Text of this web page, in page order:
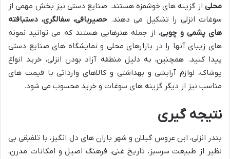
محلی از گزینه های خوشمزه هستند. صنایع دستی نیز بخش مهمی از
سوغات انزلی را تشکیل می دهند. حصیربافی، سفالگری، دستبافته
های پشمی و چوبی، از جمله هنرهایی هستند که می توانید نمونه
های زیبای آنها را در بازارهای محلی و نمایشگاه های صنایع دستی
پیدا کنید. همچنین، به دلیل منطقه آزاد بودن انزلی، خرید انواع
پوشاک، لوازم آرایشی و بهداشتی و کالاهای وارداتی با قیمت های
مناسب نیز از دیگر گزینه های سوغات و خرید محسوب می شود.
نتیجه گیری
بندر انزلی، این عروس گیلان و شهر باران های دل انگیز، با تلفیقی بی
نظیر از طبیعت سرسبز، تاریخ غنی، فرهنگ اصیل و امکانات مدرن،